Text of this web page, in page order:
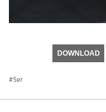
DOWNLOAD
5er